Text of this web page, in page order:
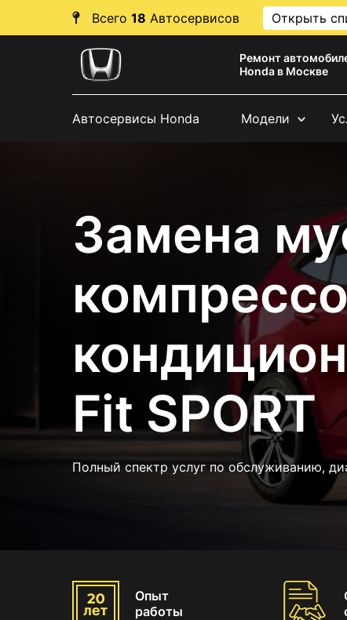
Всего 18 Автосервисов Открыть
Ремонт
Honda в Москве
Автосервисы Honda Модели
Замена
Fit SPORT
Полный спектр услуг по обслуживанию,
Опыт
работы